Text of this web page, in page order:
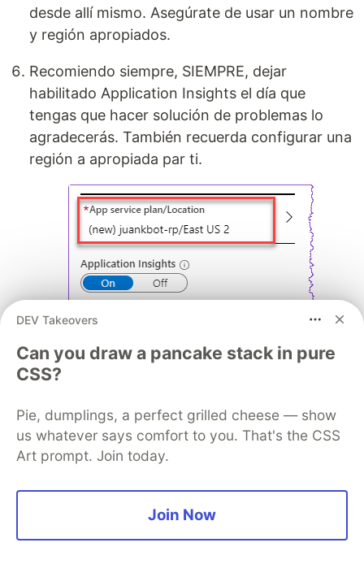
desde allí mismo. Asegúrate de usar un nombre
y región apropiados.
Recomiendo siempre, SIEMPRE, dejar
habilitado Application Insights el día que
tengas que hacer solución de problemas lo
agradecerás. También recuerda configurar una
región a apropiada par ti.
‼ Hemos llegado al punto importante de la
click en el recuadro justo abajo de la
configuración anterior "Microsoft App ID and
DEV Takeovers
Can you draw a pancake stack in pure
CSS?
Pie, dumplings, a perfect grilled cheese — show
us whatever says comfort to you. That's the CSS
Art prompt. Join today.
Join Now